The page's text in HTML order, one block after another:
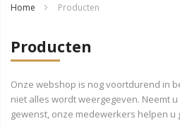
Home Producten
Producten
Onze webshop is nog voortdurend in
niet alles wordt weergegeven. Neemt
gewenst, onze medewerkers helpen u